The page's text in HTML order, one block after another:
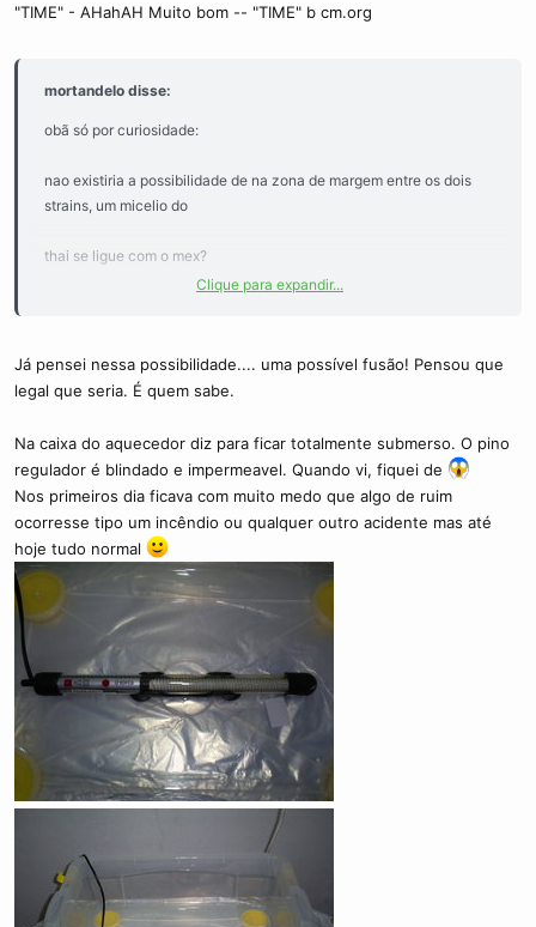
Imagine que um cogumelo nasça exatamente sobre a linha
fronteira.
Que nome terá ? TIME !!!
"TIME" - AHahAH Muito bom -- "TIME" b cm.org
mortandelo disse:
obã só por curiosidade:
nao existiria a possibilidade de na zona de margem entre os dois
strains, um micelio do
thai se ligue com o mex?
só por curiosidade, nao me apedrejem por favor.
Clique para expandir...
Já pensei nessa possibilidade.... uma possível fusão! Pensou que
legal que seria. É quem sabe.
Na caixa do aquecedor diz para ficar totalmente submerso. O pino
regulador é blindado e impermeavel. Quando vi, fiquei de
Nos primeiros dia ficava com muito medo que algo de ruim
ocorresse tipo um incêndio ou qualquer outro acidente mas até
hoje tudo normal